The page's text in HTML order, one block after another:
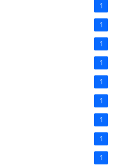
1
1
1
1
1
1
1
1
1